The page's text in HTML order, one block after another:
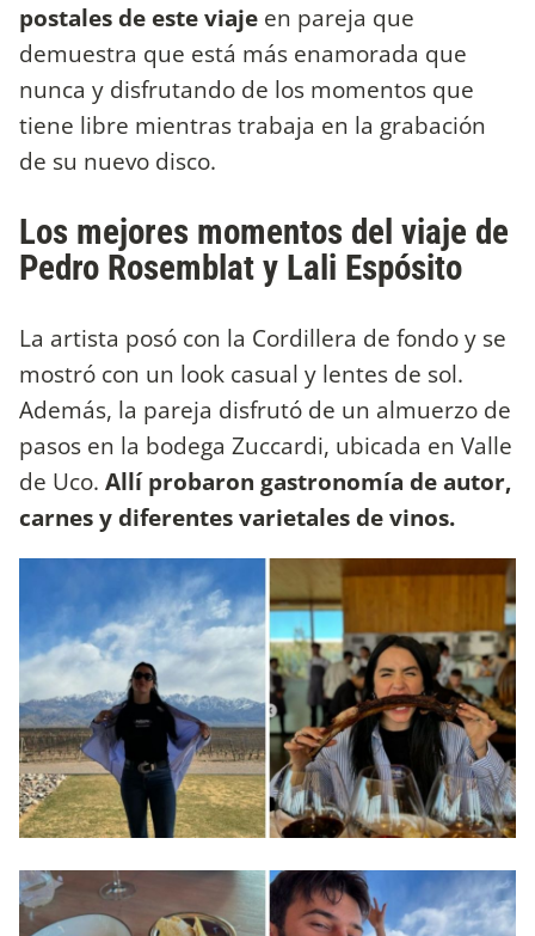
postales de este viaje en pareja que
demuestra que está más enamorada que
nunca y disfrutando de los momentos que
tiene libre mientras trabaja en la grabación
de su nuevo disco.
Los mejores momentos del viaje de
Pedro Rosemblat y Lali Espósito
La artista posó con la Cordillera de fondo y se
mostró con un look casual y lentes de sol.
Además, la pareja disfrutó de un almuerzo de
pasos en la bodega Zuccardi, ubicada en Valle
de Uco. Allí probaron gastronomía de autor,
carnes y diferentes varietales de vinos.